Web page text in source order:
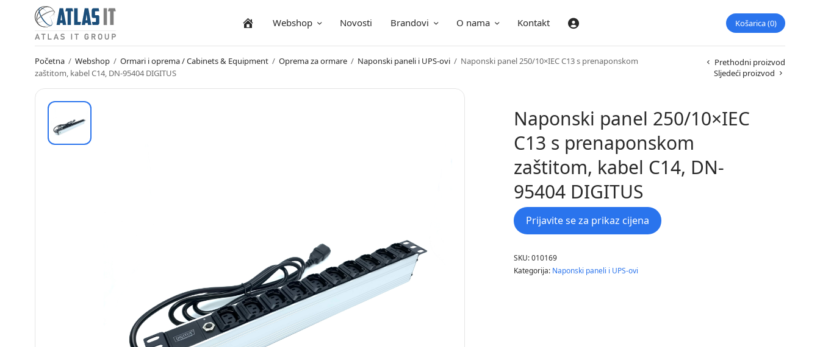
NaslovnicaWebshop Novosti Brandovi O nama Kontakt Prijava Košarica 0
Početna / Webshop / Ormari i oprema / Cabinets & Equipment / Oprema za ormare / Naponski paneli i UPS-ovi / Naponski panel 250/10×IEC C13 s prenaponskom
zaštitom, kabel C14, DN-95404 DIGITUS
Prethodni proizvod
Sljedeći proizvod
Naponski panel 250/10×IEC
C13 s prenaponskom
zaštitom, kabel C14, DN-
95404 DIGITUS
Prijavite se za prikaz cijena
SKU:010169
Kategorija: Naponski paneli i UPS-ovi